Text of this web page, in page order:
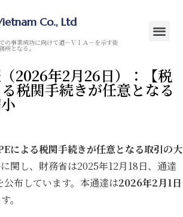
Co., Ltd
の事業成功に向けて道－ＶＩＡ－を示す街
所となる。
2026年2月26日）：【税
税関手続きが任意となる
による税関手続きが任意となる取引の大
関し、財務省は2025年12月18日、通達
布しています。本通達は2026年2月1日
。